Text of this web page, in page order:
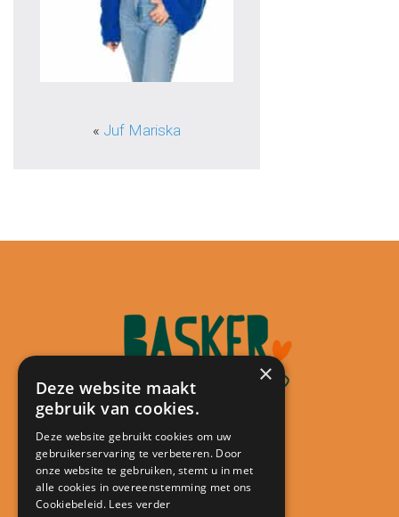
« Juf Mariska
Contact
Kindcentrum De Minstreel
×
Deze website maakt
gebruik van cookies.
Deze website gebruikt cookies om uw
gebruikerservaring te verbeteren. Door
onze website te gebruiken, stemt u in met
alle cookies in overeenstemming met ons
Cookiebeleid. Lees verder